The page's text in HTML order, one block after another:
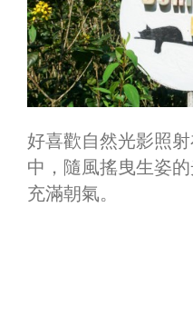
好喜歡自然光影照
中，隨風搖曳生姿
充滿朝氣。